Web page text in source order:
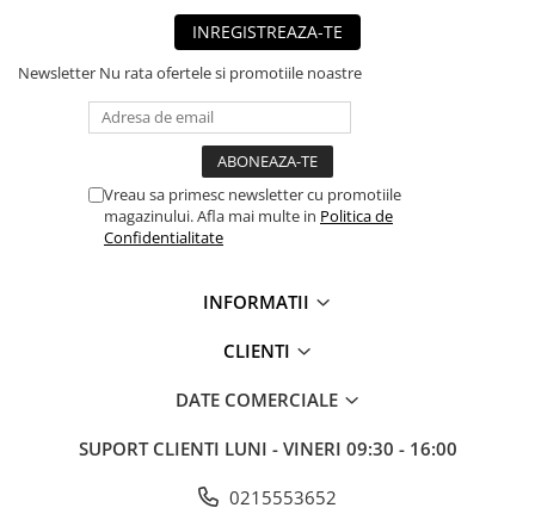
■ Truse si scule de mana
■ Stergatoare auto
■ Suporturi portbagaj
■ Echipamente de ridicare
■ Produse sezoniere
■ Consumabile vopsitorie
INREGISTREAZA-TE
Newsletter Nu rata ofertele si promotiile noastre
Vreau sa primesc newsletter cu promotiile
magazinului. Afla mai multe in Politica de
Confidentialitate
INFORMATII
CLIENTI
DATE COMERCIALE
SUPORT CLIENTI LUNI - VINERI 09:30 - 16:00
0215553652